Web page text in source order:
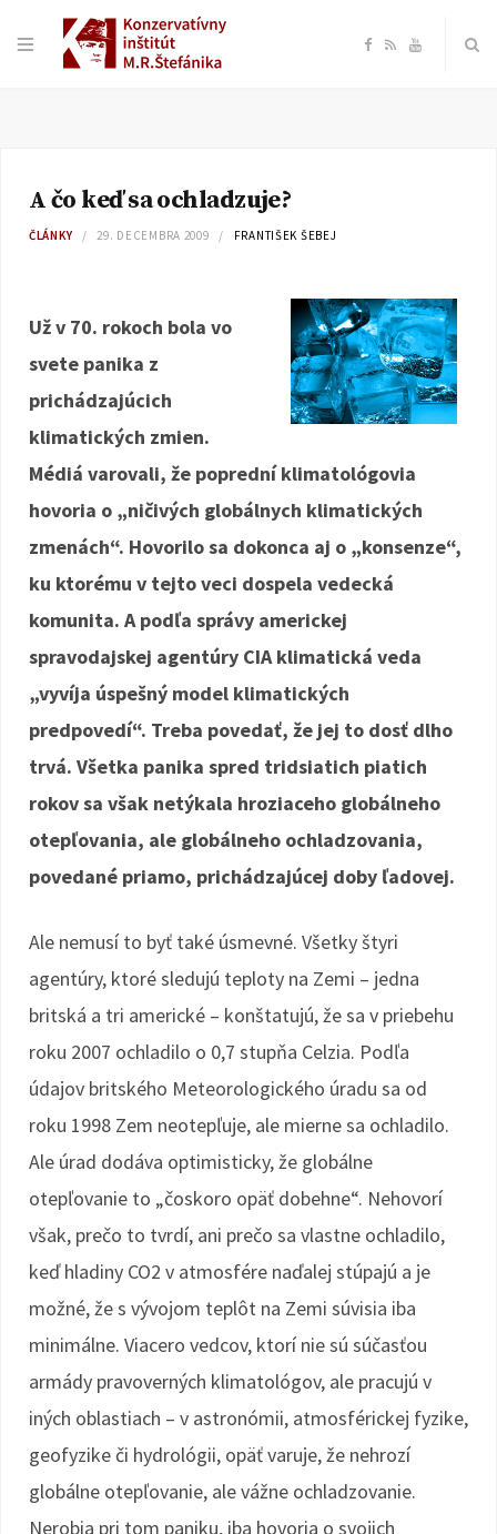
F
o
o
R Y
b
e
A čo keď sa ochladzuje?
ČLÁNKY 29. DECEMBRA 2009 FRANTIŠEK ŠEBEJ
Už v 70. rokoch bola vo
svete panika z
prichádzajúcich
klimatických zmien.
Médiá varovali, že poprední klimatológovia
hovoria o „ničivých globálnych klimatických
zmenách“. Hovorilo sa dokonca aj o „konsenze“,
ku ktorému v tejto veci dospela vedecká
komunita. A podľa správy americkej
spravodajskej agentúry CIA klimatická veda
„vyvíja úspešný model klimatických
predpovedí“. Treba povedať, že jej to dosť dlho
trvá. Všetka panika spred tridsiatich piatich
rokov sa však netýkala hroziaceho globálneho
otepľovania, ale globálneho ochladzovania,
povedané priamo, prichádzajúcej doby ľadovej.
Ale nemusí to byť také úsmevné. Všetky štyri
agentúry, ktoré sledujú teploty na Zemi – jedna
britská a tri americké – konštatujú, že sa v priebehu
roku 2007 ochladilo o 0,7 stupňa Celzia. Podľa
údajov britského Meteorologického úradu sa od
roku 1998 Zem neotepľuje, ale mierne sa ochladilo.
Ale úrad dodáva optimisticky, že globálne
otepľovanie to „čoskoro opäť dobehne“. Nehovorí
však, prečo to tvrdí, ani prečo sa vlastne ochladilo,
keď hladiny CO2 v atmosfére naďalej stúpajú a je
možné, že s vývojom teplôt na Zemi súvisia iba
minimálne. Viacero vedcov, ktorí nie sú súčasťou
armády pravoverných klimatológov, ale pracujú v
iných oblastiach – v astronómii, atmosférickej fyzike,
geofyzike či hydrológii, opäť varuje, že nehrozí
globálne otepľovanie, ale vážne ochladzovanie.
Nerobia pri tom paniku, iba hovoria o svojich